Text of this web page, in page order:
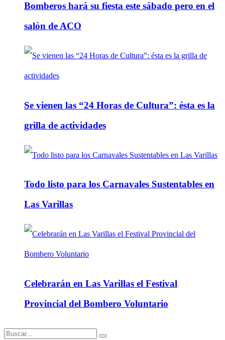
Bomberos hará su fiesta este sábado pero en el
salón de ACO
Se vienen las “24 Horas de Cultura”: ésta es la
grilla de actividades
Todo listo para los Carnavales Sustentables en
Las Varillas
Celebrarán en Las Varillas el Festival
Provincial del Bombero Voluntario